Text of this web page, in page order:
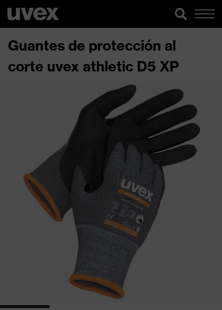
Guantes de protección al
corte uvex athletic D5 XP